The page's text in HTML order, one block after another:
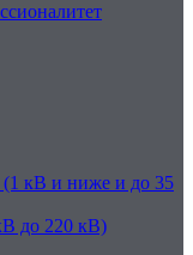
(1 кВ и ниже и до 35
до 220 кВ)